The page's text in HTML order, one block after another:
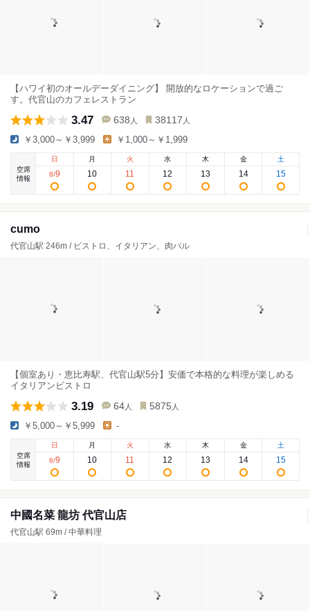
【ハワイ初のオールデーダイニング】 開放的なロケーションで過ご
す。代官山のカフェレストラン
3.47 638 人 38117 人
￥3,000～￥3,999 ￥1,000～￥1,999
空席
情報
日
8/9
月
10
火
11
水
12
木
13
金
14
土
15
cumo
代官山駅 246m / ビストロ、イタリアン、肉バル
【個室あり・恵比寿駅、代官山駅5分】安価で本格的な料理が楽しめる
イタリアンビストロ
3.19 64 人 5875 人
￥5,000～￥5,999 -
空席
情報
日
8/9
月
10
火
11
水
12
木
13
金
14
土
15
中國名菜 龍坊 代官山店
代官山駅 69m / 中華料理